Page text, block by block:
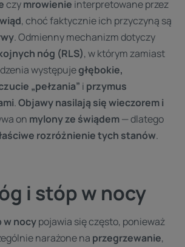
czymrowienie interpretowane przez
, choć faktycznie ich przyczyną są
. Odmienny mechanizm dotyczy
nóg (RLS), w którym zamiast
występujegłębokie,
„pełzania” i przymus
.Objawy nasilają się wieczorem i
on mylony ze świądem— dlatego
rozróżnienie tych stanów.
i stóp w nocy
w nocypojawia się często, ponieważ
narażone na przegrzewanie,